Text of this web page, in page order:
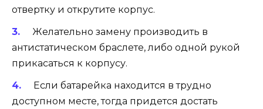
отвертку и открутите корпус.
Желательно замену производить в
антистатическом браслете, либо одной рукой
прикасаться к корпусу.
Если батарейка находится в трудно
доступном месте, тогда придется достать